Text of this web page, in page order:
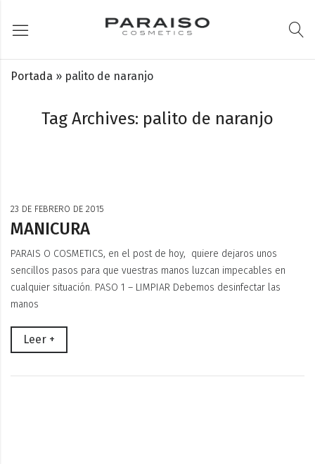
Tag Archives: palito de naranjo
Portada » palito de naranjo
23 DE FEBRERO DE 2015
MANICURA
PARAIS O COSMETICS, en el post de hoy, quiere dejaros unos
sencillos pasos para que vuestras manos luzcan impecables en
cualquier situación. PASO 1 – LIMPIAR Debemos desinfectar las
manos
Leer +